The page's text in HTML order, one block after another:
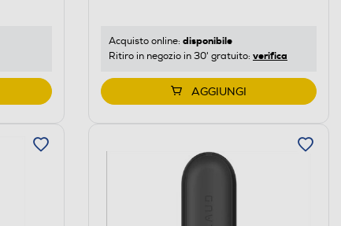
Acquisto online: disponibile
Ritiro in negozio in 30' gratuito: verifica
AGGIUNGI